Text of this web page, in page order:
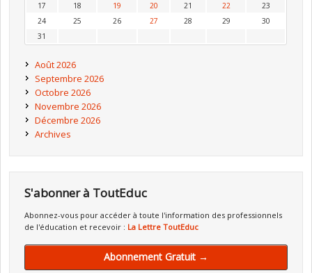
17
18 19 20 21 22
23
24
25 26 27 28 29
30
31
Août 2026
Septembre 2026
Octobre 2026
Novembre 2026
Décembre 2026
Archives
S'abonner à ToutEduc
Abonnez-vous pour accéder à toute l'information des professionnels
de l'éducation et recevoir : La Lettre ToutEduc
Abonnement Gratuit →